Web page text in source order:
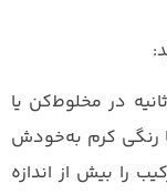
تمام مواد فوق را به‌مدت ۳۰ تا ۶۰ ثانیه در مخلوط‌کن یا
رنگی کرم به‌خودش
را بیش از اندازه